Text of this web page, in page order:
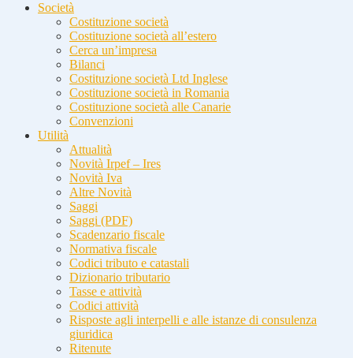
Società
Costituzione società
Costituzione società all’estero
Cerca un’impresa
Bilanci
Costituzione società Ltd Inglese
Costituzione società in Romania
Costituzione società alle Canarie
Convenzioni
Utilità
Attualità
Novità Irpef – Ires
Novità Iva
Altre Novità
Saggi
Saggi (PDF)
Scadenzario fiscale
Normativa fiscale
Codici tributo e catastali
Dizionario tributario
Tasse e attività
Codici attività
Risposte agli interpelli e alle istanze di consulenza
giuridica
Ritenute